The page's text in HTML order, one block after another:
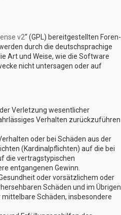
v2“ (GPL) bereitgestellten Foren-
durch die deutschsprachige
Art und Weise, wie die Software
nicht untersagen oder auf
Verletzung wesentlicher
Verhalten zurückzuführen
oder bei Schäden aus der
(Kardinalpflichten) auf die bei
die vertragstypischen
entgangenen Gewinn.
oder vorsätzlichem oder
Schäden und im Übrigen
Schäden, insbesondere